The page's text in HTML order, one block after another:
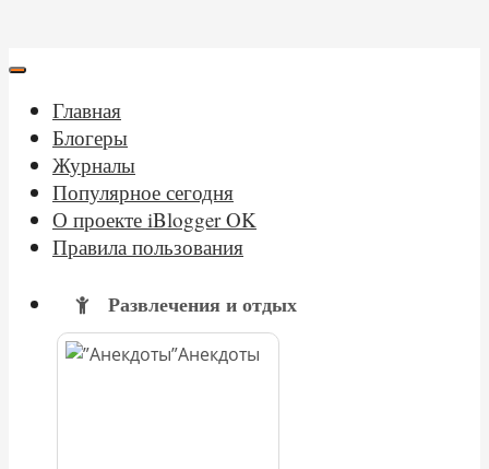
Главная
Блогеры
Журналы
Популярное сегодня
О проекте iBlogger OK
Правила пользования
Развлечения и отдых
Анекдоты